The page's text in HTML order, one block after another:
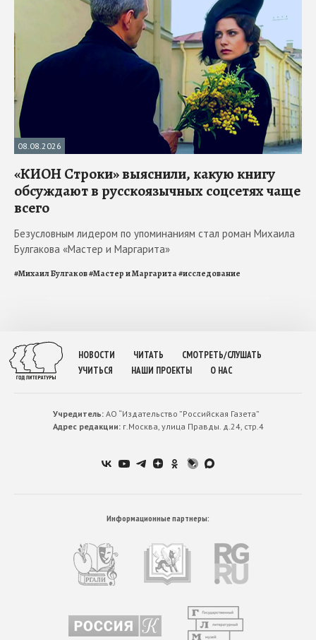
08.08.2026
«КИОН Строки» выяснили, какую книгу
обсуждают в русскоязычных соцсетях чаще
всего
Безусловным лидером по упоминаниям стал роман Михаила
Булгакова «Мастер и Маргарита»
#Михаил Булгаков#Мастер и Маргарита#исследование
НОВОСТИ ЧИТАТЬ
СМОТРЕТЬ/СЛУШАТЬ
УЧИТЬСЯ
НАШИ ПРОЕКТЫ О НАС
Учредитель:АО “Издательство ”Российская Газета”
Адрес редакции:г.Москва, улица Правды. д.24, стр.4
Информационные партнеры: